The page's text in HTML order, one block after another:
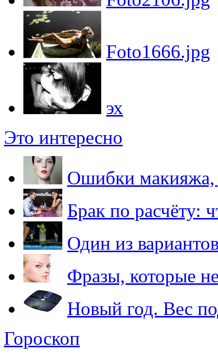
Foto1666.jpg
эх
Это интересно
Ошибки макияжа,
Брак по расчёту:
Один из
Фразы, которые
Новый год. Вес
Гороскоп